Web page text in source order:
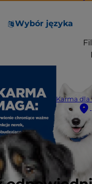
Wybór języka
Karma dla